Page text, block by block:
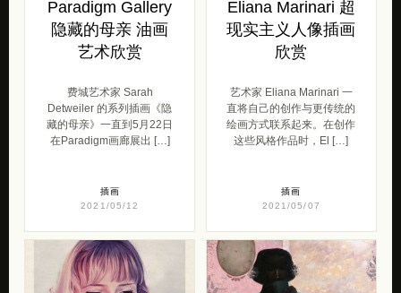
Paradigm Gallery
隐藏的母亲 油画
艺术欣赏
费城艺术家 Sarah
Detweiler 的系列插画《隐
藏的母亲》一直到5月22日
在Paradigm画廊展出 […]
插画
2021/05/12
Eliana Marinari 超
现实主义人像插画
欣赏
艺术家 Eliana Marinari 一
直将自己的创作与更传统的
绘画方式联系起来。在创作
这些风格作品时，El […]
插画
2021/05/07